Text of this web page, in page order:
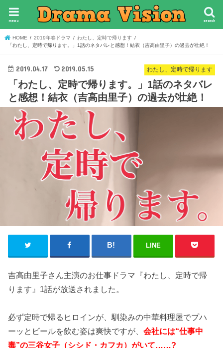
search
menu
HOME 2019年春ドラマ
わたし、定時で帰ります
「わたし、定時で帰ります。」1話のネタバレと感想！結衣（吉高由里子）の過去が壮絶！
わたし、定時で帰ります
2019.04.17 2019.05.15
「わたし、定時で帰ります。」1話のネタバレ
と感想！結衣（吉高由里子）の過去が壮絶！
LINE
吉高由里子さん主演のお仕事ドラマ『わたし、定時で帰
ります』1話が放送されました。
必ず定時で帰るヒロインが、馴染みの中華料理屋でプハ
ーッとビールを飲む姿は爽快ですが、会社には“仕事中
毒”の三谷女子（シシド・カフカ）がいて……?